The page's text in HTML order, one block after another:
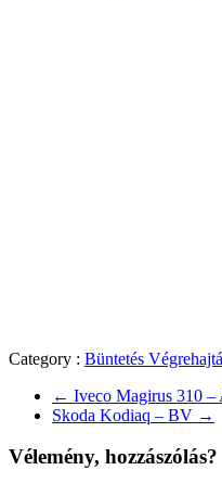
Category : Büntetés
← Iveco Magirus 310 –
Skoda Kodiaq – BV →
Vélemény, hozzászólás?